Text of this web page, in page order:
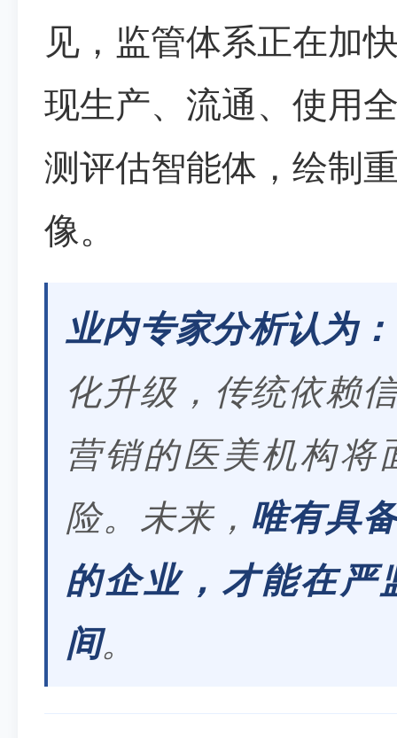
见，监管体系正在加
现生产、流通、使用
测评估智能体，绘制
像。
业内专家分析认为：
化升级，传统依赖
营销的医美机构将
险。未来， 唯有具
的企业，才能在严
间。